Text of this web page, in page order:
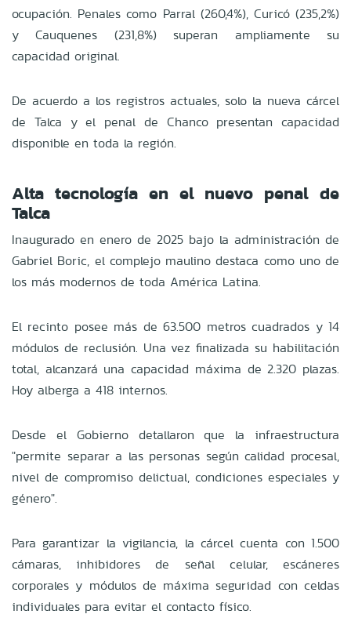
ocupación. Penales como Parral (260,4%), Curicó (235,2%)
y Cauquenes (231,8%) superan ampliamente su
capacidad original.
De acuerdo a los registros actuales, solo la nueva cárcel
de Talca y el penal de Chanco presentan capacidad
disponible en toda la región.
Alta tecnología en el nuevo penal de
Talca
Inaugurado en enero de 2025 bajo la administración de
Gabriel Boric, el complejo maulino destaca como uno de
los más modernos de toda América Latina.
El recinto posee más de 63.500 metros cuadrados y 14
módulos de reclusión. Una vez finalizada su habilitación
total, alcanzará una capacidad máxima de 2.320 plazas.
Hoy alberga a 418 internos.
Desde el Gobierno detallaron que la infraestructura
"permite separar a las personas según calidad procesal,
nivel de compromiso delictual, condiciones especiales y
género".
Para garantizar la vigilancia, la cárcel cuenta con 1.500
cámaras, inhibidores de señal celular, escáneres
corporales y módulos de máxima seguridad con celdas
individuales para evitar el contacto físico.